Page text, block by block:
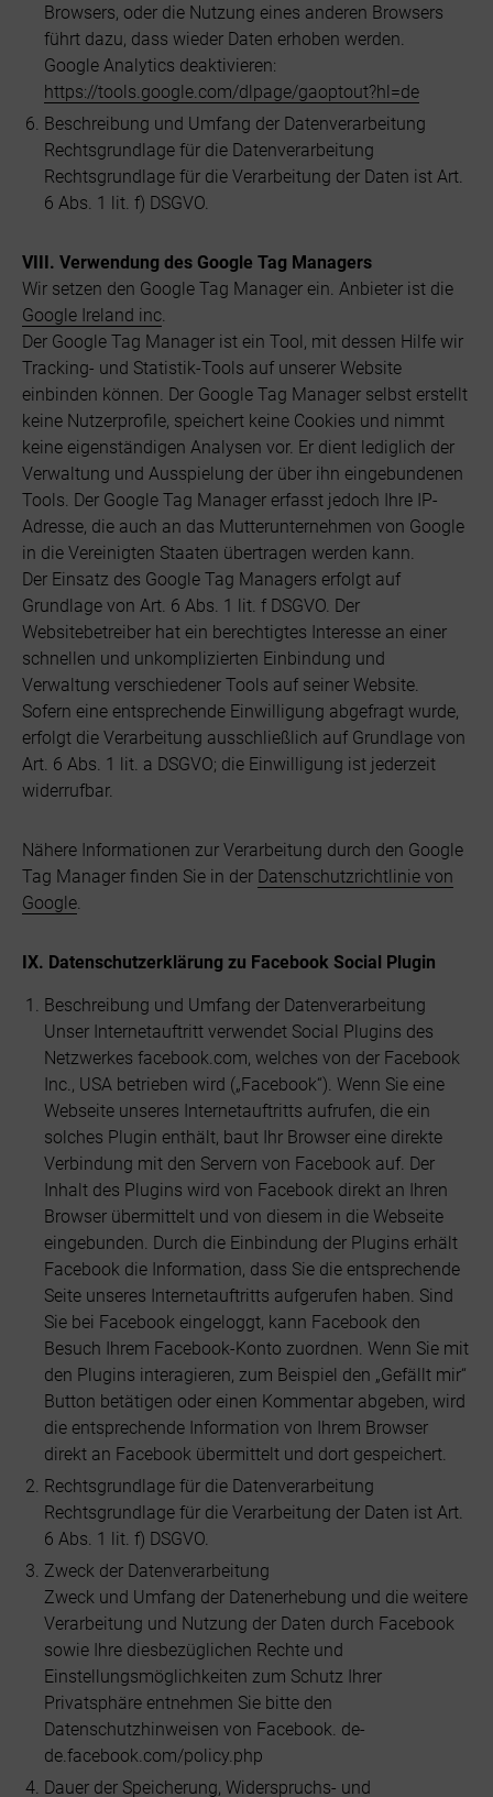
Browsers, oder die Nutzung eines anderen Browsers
führt dazu, dass wieder Daten erhoben werden.
Google Analytics deaktivieren:
https://tools.google.com/dlpage/gaoptout?hl=de
Beschreibung und Umfang der Datenverarbeitung
Rechtsgrundlage für die Datenverarbeitung
Rechtsgrundlage für die Verarbeitung der Daten ist Art.
6 Abs. 1 lit. f) DSGVO.
VIII. Verwendung des Google Tag Managers
Wir setzen den Google Tag Manager ein. Anbieter ist die
Google Ireland inc
Der Google Tag Manager ist ein Tool, mit dessen Hilfe wir
Tracking- und Statistik-Tools auf unserer Website
einbinden können. Der Google Tag Manager selbst erstellt
keine Nutzerprofile, speichert keine Cookies und nimmt
keine eigenständigen Analysen vor. Er dient lediglich der
Verwaltung und Ausspielung der über ihn eingebundenen
Tools. Der Google Tag Manager erfasst jedoch Ihre IP-
Adresse, die auch an das Mutterunternehmen von Google
in die Vereinigten Staaten übertragen werden kann.
Der Einsatz des Google Tag Managers erfolgt auf
Grundlage von Art. 6 Abs. 1 lit. f DSGVO. Der
Websitebetreiber hat ein berechtigtes Interesse an einer
schnellen und unkomplizierten Einbindung und
Verwaltung verschiedener Tools auf seiner Website.
Sofern eine entsprechende Einwilligung abgefragt wurde,
erfolgt die Verarbeitung ausschließlich auf Grundlage von
Art. 6 Abs. 1 lit. a DSGVO; die Einwilligung ist jederzeit
widerrufbar.
Nähere Informationen zur Verarbeitung durch den Google
Tag Manager finden Sie in der Datenschutzrichtlinie von
Google
IX. Datenschutzerklärung zu Facebook Social Plugin
Beschreibung und Umfang der Datenverarbeitung
Unser Internetauftritt verwendet Social Plugins des
Netzwerkes facebook.com, welches von der Facebook
Inc., USA betrieben wird („Facebook“). Wenn Sie eine
Webseite unseres Internetauftritts aufrufen, die ein
solches Plugin enthält, baut Ihr Browser eine direkte
Verbindung mit den Servern von Facebook auf. Der
Inhalt des Plugins wird von Facebook direkt an Ihren
Browser übermittelt und von diesem in die Webseite
eingebunden. Durch die Einbindung der Plugins erhält
Facebook die Information, dass Sie die entsprechende
Seite unseres Internetauftritts aufgerufen haben. Sind
Sie bei Facebook eingeloggt, kann Facebook den
Besuch Ihrem Facebook-Konto zuordnen. Wenn Sie mit
den Plugins interagieren, zum Beispiel den „Gefällt mir“
Button betätigen oder einen Kommentar abgeben, wird
die entsprechende Information von Ihrem Browser
direkt an Facebook übermittelt und dort gespeichert.
Rechtsgrundlage für die Datenverarbeitung
Rechtsgrundlage für die Verarbeitung der Daten ist Art.
6 Abs. 1 lit. f) DSGVO.
Zweck der Datenverarbeitung
Zweck und Umfang der Datenerhebung und die weitere
Verarbeitung und Nutzung der Daten durch Facebook
sowie Ihre diesbezüglichen Rechte und
Einstellungsmöglichkeiten zum Schutz Ihrer
Privatsphäre entnehmen Sie bitte den
Datenschutzhinweisen von Facebook. de-
de.facebook.com/policy.php
Dauer der Speicherung, Widerspruchs- und